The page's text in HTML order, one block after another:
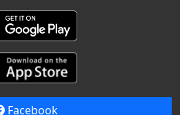
Facebook